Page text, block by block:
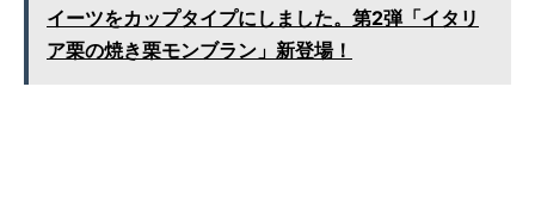
イーツをカップタイプにしました。第2弾「イタリ
ア栗の焼き栗モンブラン」新登場！